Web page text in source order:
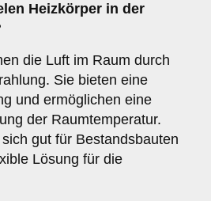
Heizkörper in der
die Luft im Raum durch
Sie bieten eine
und ermöglichen eine
der Raumtemperatur.
gut für Bestandsbauten
Lösung für die